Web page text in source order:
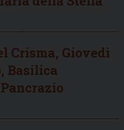
Crisma, Giovedì
Basilica